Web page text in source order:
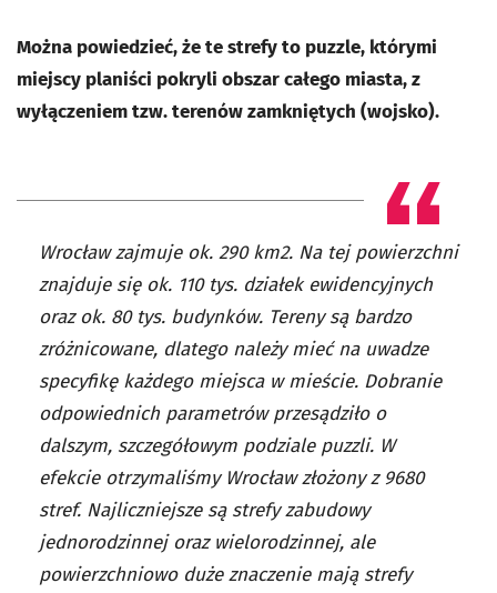
Można powiedzieć, że te strefy to puzzle, którymi
miejscy planiści pokryli obszar całego miasta, z
wyłączeniem tzw. terenów zamkniętych (wojsko).
Wrocław zajmuje ok. 290 km2. Na tej powierzchni
znajduje się ok. 110 tys. działek ewidencyjnych
oraz ok. 80 tys. budynków. Tereny są bardzo
zróżnicowane, dlatego należy mieć na uwadze
specyfikę każdego miejsca w mieście. Dobranie
odpowiednich parametrów przesądziło o
dalszym, szczegółowym podziale puzzli. W
efekcie otrzymaliśmy Wrocław złożony z 9680
stref. Najliczniejsze są strefy zabudowy
jednorodzinnej oraz wielorodzinnej, ale
powierzchniowo duże znaczenie mają strefy